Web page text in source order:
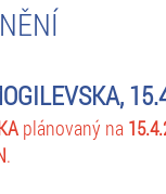
plánovaný na
.